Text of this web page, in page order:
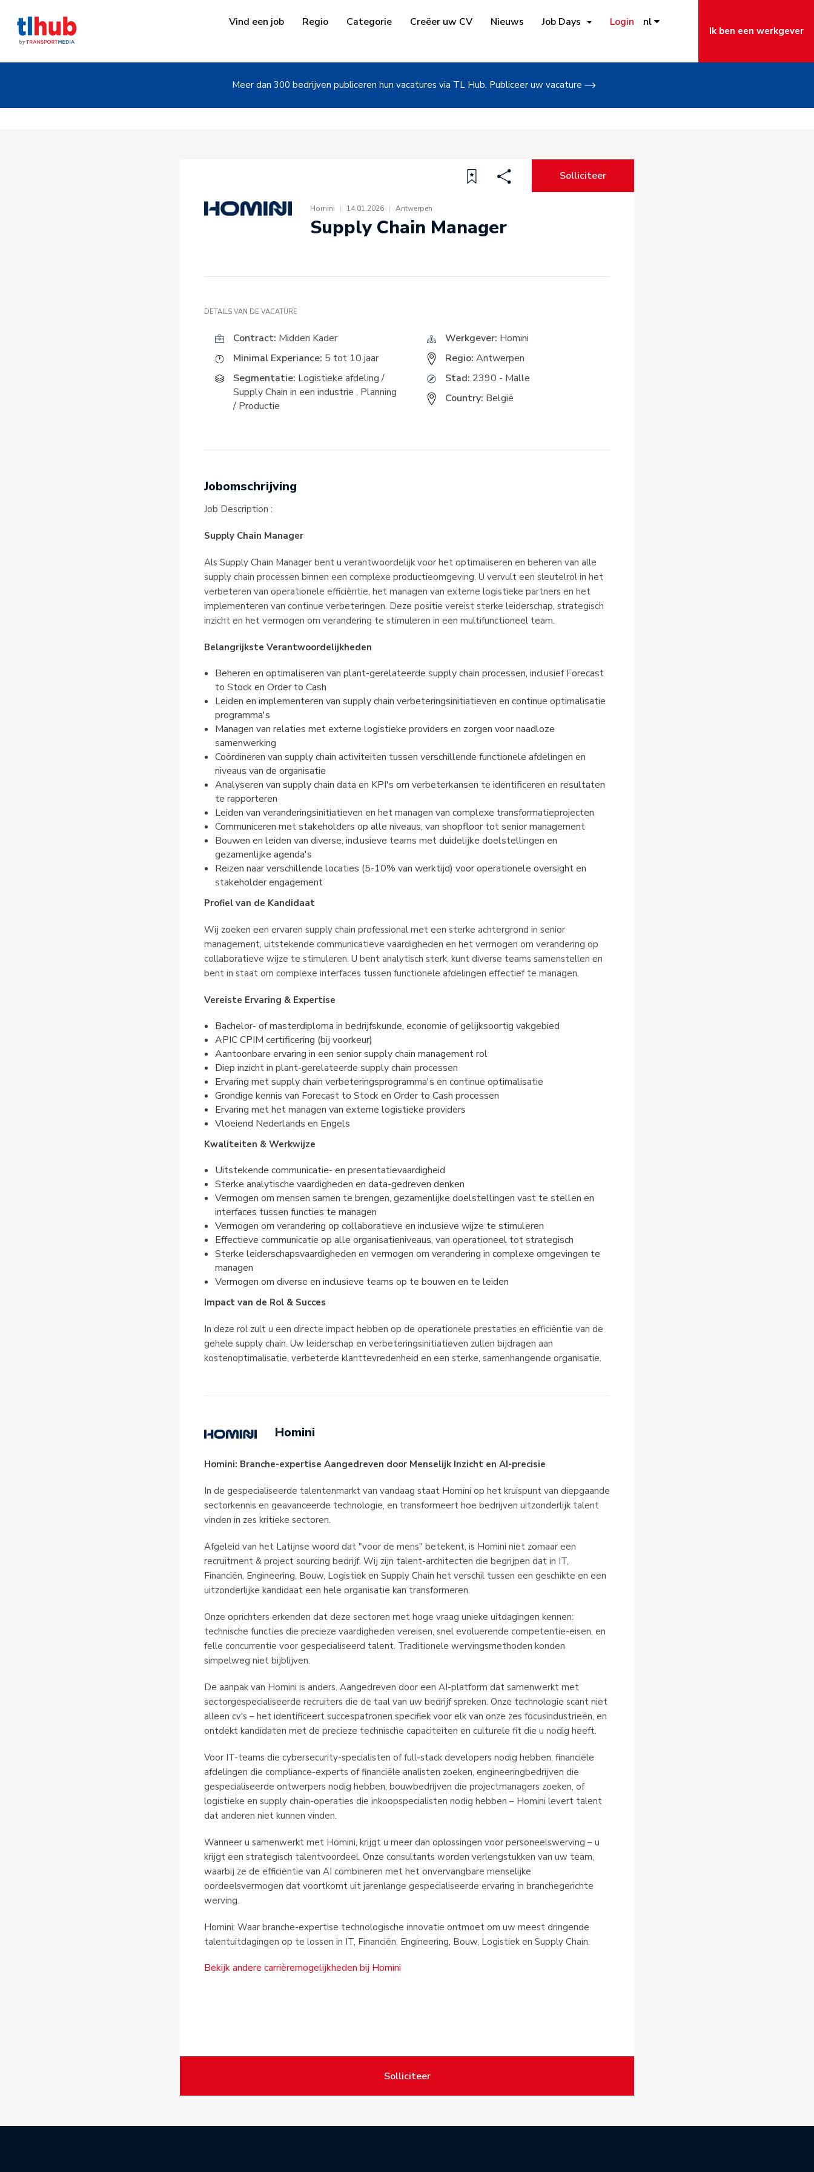
Vind een job Regio Categorie Creëer uw CV Nieuws Job Days Login nl
Ik ben een werkgever
Meer dan 300 bedrijven publiceren hun vacatures via TL Hub. Publiceer uw vacature
Solliciteer
Homini | 14.01.2026 | Antwerpen
Supply Chain Manager
DETAILS VAN DE VACATURE
Contract: Midden Kader
Minimal Experiance: 5 tot 10 jaar
Segmentatie: Logistieke afdeling /
Supply Chain in een industrie , Planning
/ Productie
Werkgever: Homini
Regio: Antwerpen
Stad: 2390 - Malle
Country: België
Jobomschrijving
Job Description :
Supply Chain Manager
Als Supply Chain Manager bent u verantwoordelijk voor het optimaliseren en beheren van alle
supply chain processen binnen een complexe productieomgeving. U vervult een sleutelrol in het
verbeteren van operationele efficiëntie, het managen van externe logistieke partners en het
implementeren van continue verbeteringen. Deze positie vereist sterke leiderschap, strategisch
inzicht en het vermogen om verandering te stimuleren in een multifunctioneel team.
Belangrijkste Verantwoordelijkheden
Beheren en optimaliseren van plant-gerelateerde supply chain processen, inclusief Forecast
to Stock en Order to Cash
Leiden en implementeren van supply chain verbeteringsinitiatieven en continue optimalisatie
programma's
Managen van relaties met externe logistieke providers en zorgen voor naadloze
samenwerking
Coördineren van supply chain activiteiten tussen verschillende functionele afdelingen en
niveaus van de organisatie
Analyseren van supply chain data en KPI's om verbeterkansen te identificeren en resultaten
te rapporteren
Leiden van veranderingsinitiatieven en het managen van complexe transformatieprojecten
Communiceren met stakeholders op alle niveaus, van shopfloor tot senior management
Bouwen en leiden van diverse, inclusieve teams met duidelijke doelstellingen en
gezamenlijke agenda's
Reizen naar verschillende locaties (5-10% van werktijd) voor operationele oversight en
stakeholder engagement
Profiel van de Kandidaat
Wij zoeken een ervaren supply chain professional met een sterke achtergrond in senior
management, uitstekende communicatieve vaardigheden en het vermogen om verandering op
collaboratieve wijze te stimuleren. U bent analytisch sterk, kunt diverse teams samenstellen en
bent in staat om complexe interfaces tussen functionele afdelingen effectief te managen.
Vereiste Ervaring & Expertise
Bachelor- of masterdiploma in bedrijfskunde, economie of gelijksoortig vakgebied
APIC CPIM certificering (bij voorkeur)
Aantoonbare ervaring in een senior supply chain management rol
Diep inzicht in plant-gerelateerde supply chain processen
Ervaring met supply chain verbeteringsprogramma's en continue optimalisatie
Grondige kennis van Forecast to Stock en Order to Cash processen
Ervaring met het managen van externe logistieke providers
Vloeiend Nederlands en Engels
Kwaliteiten & Werkwijze
Uitstekende communicatie- en presentatievaardigheid
Sterke analytische vaardigheden en data-gedreven denken
Vermogen om mensen samen te brengen, gezamenlijke doelstellingen vast te stellen en
interfaces tussen functies te managen
Vermogen om verandering op collaboratieve en inclusieve wijze te stimuleren
Effectieve communicatie op alle organisatieniveaus, van operationeel tot strategisch
Sterke leiderschapsvaardigheden en vermogen om verandering in complexe omgevingen te
managen
Vermogen om diverse en inclusieve teams op te bouwen en te leiden
Impact van de Rol & Succes
In deze rol zult u een directe impact hebben op de operationele prestaties en efficiëntie van de
gehele supply chain. Uw leiderschap en verbeteringsinitiatieven zullen bijdragen aan
kostenoptimalisatie, verbeterde klanttevredenheid en een sterke, samenhangende organisatie.
Homini
Homini: Branche-expertise Aangedreven door Menselijk Inzicht en AI-precisie
In de gespecialiseerde talentenmarkt van vandaag staat Homini op het kruispunt van diepgaande
sectorkennis en geavanceerde technologie, en transformeert hoe bedrijven uitzonderlijk talent
vinden in zes kritieke sectoren.
Afgeleid van het Latijnse woord dat "voor de mens" betekent, is Homini niet zomaar een
recruitment & project sourcing bedrijf. Wij zijn talent-architecten die begrijpen dat in IT,
Financiën, Engineering, Bouw, Logistiek en Supply Chain het verschil tussen een geschikte en een
uitzonderlijke kandidaat een hele organisatie kan transformeren.
Onze oprichters erkenden dat deze sectoren met hoge vraag unieke uitdagingen kennen:
technische functies die precieze vaardigheden vereisen, snel evoluerende competentie-eisen, en
felle concurrentie voor gespecialiseerd talent. Traditionele wervingsmethoden konden
simpelweg niet bijblijven.
De aanpak van Homini is anders. Aangedreven door een AI-platform dat samenwerkt met
sectorgespecialiseerde recruiters die de taal van uw bedrijf spreken. Onze technologie scant niet
alleen cv's – het identificeert succespatronen specifiek voor elk van onze zes focusindustrieën, en
ontdekt kandidaten met de precieze technische capaciteiten en culturele fit die u nodig heeft.
Voor IT-teams die cybersecurity-specialisten of full-stack developers nodig hebben, financiële
afdelingen die compliance-experts of financiële analisten zoeken, engineeringbedrijven die
gespecialiseerde ontwerpers nodig hebben, bouwbedrijven die projectmanagers zoeken, of
logistieke en supply chain-operaties die inkoopspecialisten nodig hebben – Homini levert talent
dat anderen niet kunnen vinden.
Wanneer u samenwerkt met Homini, krijgt u meer dan oplossingen voor personeelswerving – u
krijgt een strategisch talentvoordeel. Onze consultants worden verlengstukken van uw team,
waarbij ze de efficiëntie van AI combineren met het onvervangbare menselijke
oordeelsvermogen dat voortkomt uit jarenlange gespecialiseerde ervaring in branchegerichte
werving.
Homini: Waar branche-expertise technologische innovatie ontmoet om uw meest dringende
talentuitdagingen op te lossen in IT, Financiën, Engineering, Bouw, Logistiek en Supply Chain.
Bekijk andere carrièremogelijkheden bij Homini
Solliciteer